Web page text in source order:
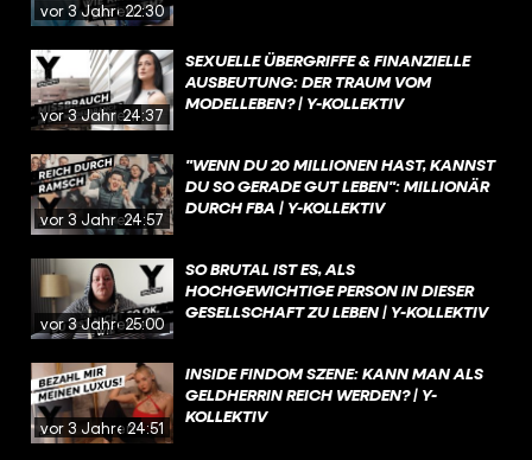
vor 3 Jahren22:30
vor 3 Jahren24:37
SEXUELLE ÜBERGRIFFE & FINANZIELLE
AUSBEUTUNG: DER TRAUM VOM
MODELLEBEN? | Y-KOLLEKTIV
vor 3 Jahren24:57
"WENN DU 20 MILLIONEN HAST, KANNST
DU SO GERADE GUT LEBEN": MILLIONÄR
DURCH FBA | Y-KOLLEKTIV
vor 3 Jahren25:00
SO BRUTAL IST ES, ALS
HOCHGEWICHTIGE PERSON IN DIESER
GESELLSCHAFT ZU LEBEN | Y-KOLLEKTIV
vor 3 Jahren24:51
INSIDE FINDOM SZENE: KANN MAN ALS
GELDHERRIN REICH WERDEN? | Y-
KOLLEKTIV